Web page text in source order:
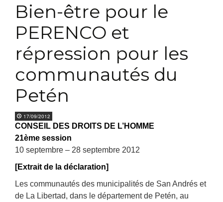
Bien-être pour le
PERENCO et
répression pour les
communautés du
Petén
17/09/2012
CONSEIL DES DROITS DE L’HOMME
21ème session
10 septembre – 28 septembre 2012
[Extrait de la déclaration]
Les communautés des municipalités de San Andrés et
de La Libertad, dans le département de Petén, au